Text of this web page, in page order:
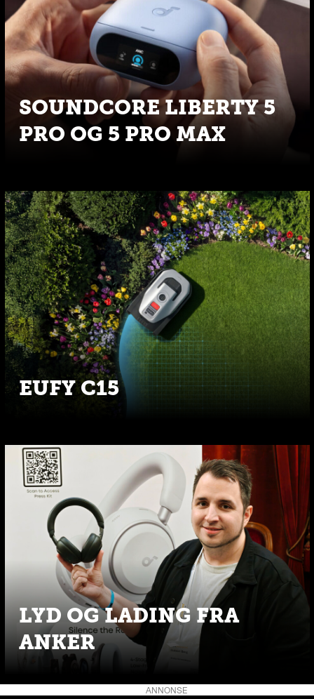
SOUNDCORE LIBERTY 5
PRO OG 5 PRO MAX
EUFY C15
LYD OG LADING FRA
ANKER
ANNONSE